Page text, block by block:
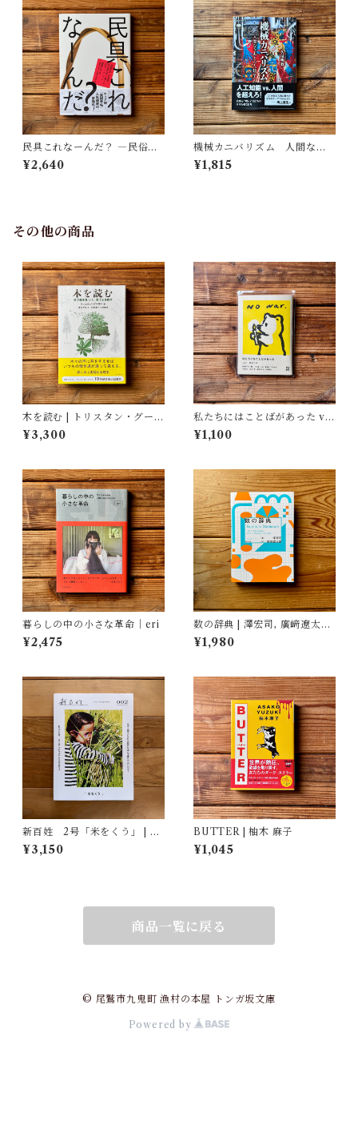
民具これなーんだ？ ―民俗学
者・宮本常一が美術大学に遺
した民具コレクション | 加藤幸
¥2,640
機械カニバリズム 人間なき
あとの人類学へ｜久保 明教
¥1,815
その他の商品
木を読む | トリスタン・グーリ
ー
¥3,300
私たちにはことばがあった vo
l.1〈政治と私〉 | 安達茉莉
子・小沼理・小指・関根愛・
¥1,100
暮らしの中の小さな革命｜eri
¥2,475
数の辞典 | 澤宏司, 廣﨑遼太朗
(イラスト)
¥1,980
新百姓 2号「米をくう」 | 一
般社団法人新百姓(編集)
¥3,150
BUTTER | 柚木 麻子
¥1,045
商品一覧に戻る
© 尾鷲市九鬼町 漁村の本屋 トンガ坂文庫
Powered by